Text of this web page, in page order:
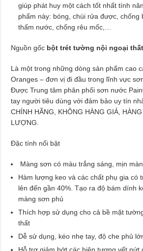
giúp phát huy một cách tốt nhất tính
phẩm này: bóng, chùi rửa được, chống
thấm nước, chống rêu mốc,…
Nguồn gốc bột trét tường nội ngoại
Là một trong những dòng sản phẩm cao
Oranges – đơn vị đi đầu trong lĩnh vực
Được Trung tâm phân phối sơn nước
tay người tiêu dùng với đảm bảo uy tín
CHÍNH HÃNG, KHÔNG HÀNG GIẢ,
LƯỢNG.
Đặc tính nổi bật
Màng sơn có màu trắng sáng, mịn
Hàm lượng keo và các chất phụ gia có
lên đến gần 40%. Tạo ra độ bám dính
màng sơn phủ
Thích hợp sử dụng cho cả bề mặt
thất
Dễ sử dụng, kéo nhẹ tay, độ che phủ